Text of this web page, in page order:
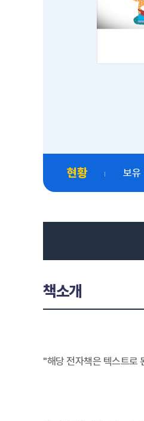
현황 보유
책소개
"해당 전자책은 텍스트로